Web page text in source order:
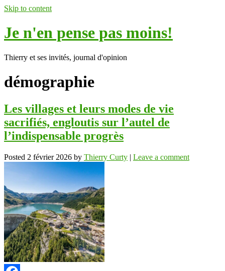
Skip to content
Je n'en pense pas moins!
Thierry et ses invités, journal d'opinion
démographie
Les villages et leurs modes de vie
sacrifiés, engloutis sur l’autel de
l’indispensable progrès
Posted 2 février 2026 by Thierry Curty | Leave a comment